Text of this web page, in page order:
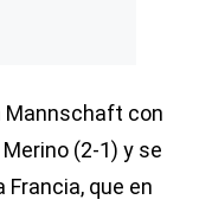
Mannschaft con
(2-1) y se
que en